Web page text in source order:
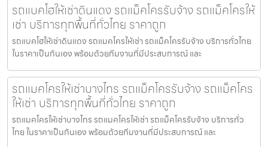
รถแบคโฮให้เช่าดินแดง รถแม็คโครรับจ้าง รถแม็คโครให้
เช่า บริการทุกพื้นที่ทั่วไทย ราคาถูก
รถแบคโฮให้เช่าดินแดง รถแมคโครให้เช่า รถแม็คโครรับจ้าง บริการทั่วไทย
ในราคาเป็นกันเอง พร้อมด้วยทีมงานที่มีประสบการณ์ และ
รถแมคโครให้เช่าบางไทร รถแม็คโครรับจ้าง รถแม็คโคร
ให้เช่า บริการทุกพื้นที่ทั่วไทย ราคาถูก
รถแมคโครให้เช่าบางไทร รถแมคโครให้เช่า รถแม็คโครรับจ้าง บริการทั่ว
ไทย ในราคาเป็นกันเอง พร้อมด้วยทีมงานที่มีประสบการณ์ และ